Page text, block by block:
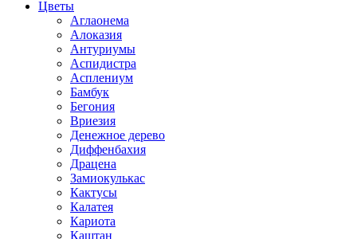
Цветы
Аглаонема
Алоказия
Антуриумы
Аспидистра
Асплениум
Бамбук
Бегония
Вриезия
Денежное дерево
Диффенбахия
Драцена
Замиокулькас
Кактусы
Калатея
Кариота
Каштан